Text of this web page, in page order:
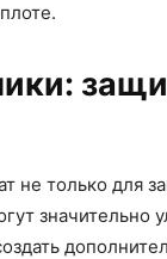
не только для
значительно